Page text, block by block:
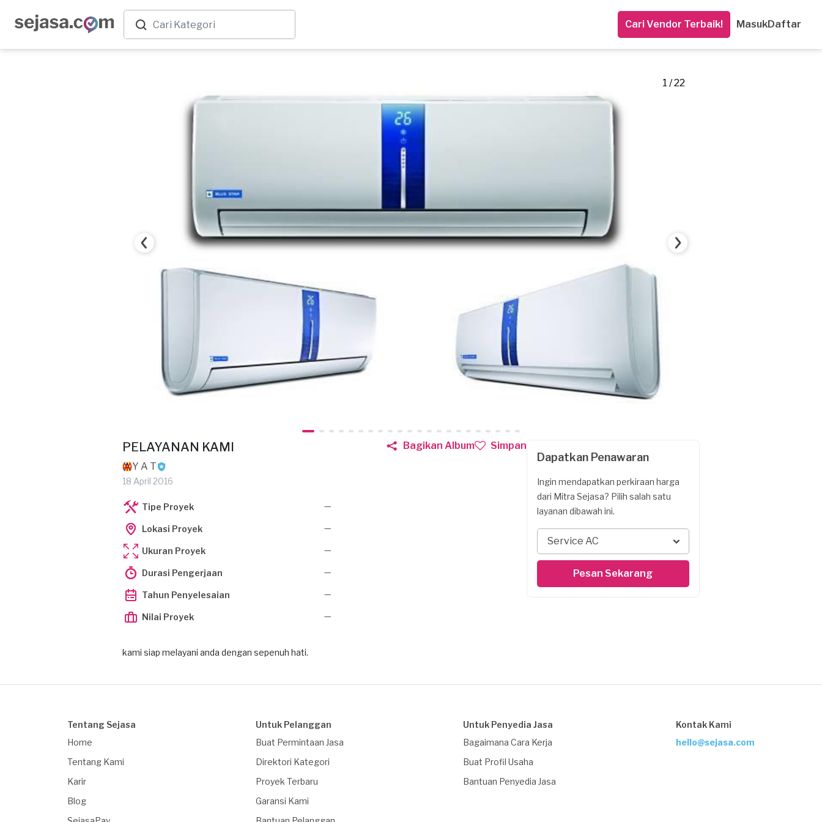
Cari Vendor Terbaik! MasukDaftar
1 / 22
PELAYANAN KAMI
Y A T
18 April 2016
Bagikan Album Simpan
Tipe Proyek —
Lokasi Proyek —
Ukuran Proyek —
Durasi Pengerjaan —
Tahun Penyelesaian —
Nilai Proyek —
kami siap melayani anda dengan sepenuh hati.
Dapatkan Penawaran
Ingin mendapatkan perkiraan harga
dari Mitra Sejasa? Pilih salah satu
layanan dibawah ini.
Service AC
Pesan Sekarang
Tentang Sejasa
Home
Tentang Kami
Karir
Blog
Untuk Pelanggan
Buat Permintaan Jasa
Direktori Kategori
Proyek Terbaru
Garansi Kami
Untuk Penyedia Jasa
Bagaimana Cara Kerja
Buat Profil Usaha
Bantuan Penyedia Jasa
Kontak Kami
hello@sejasa.com